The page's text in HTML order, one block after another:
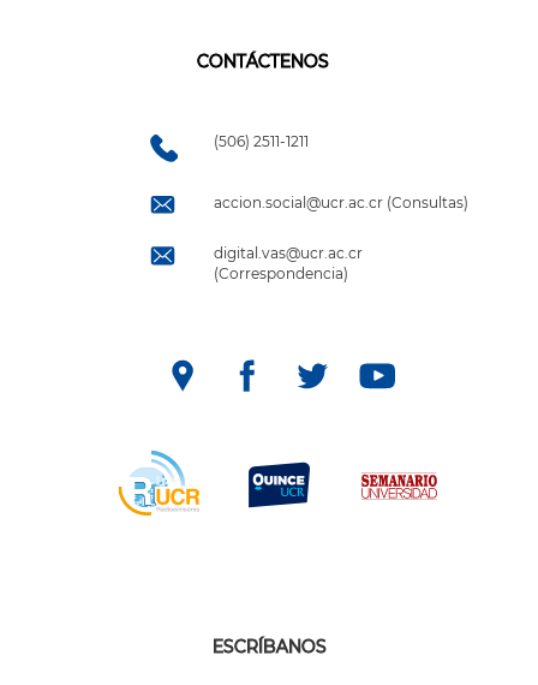
CONTÁCTENOS
(506) 2511-1211
accion.social@ucr.ac.cr (Consultas)
digital.vas@ucr.ac.cr
(Correspondencia)
ESCRÍBANOS